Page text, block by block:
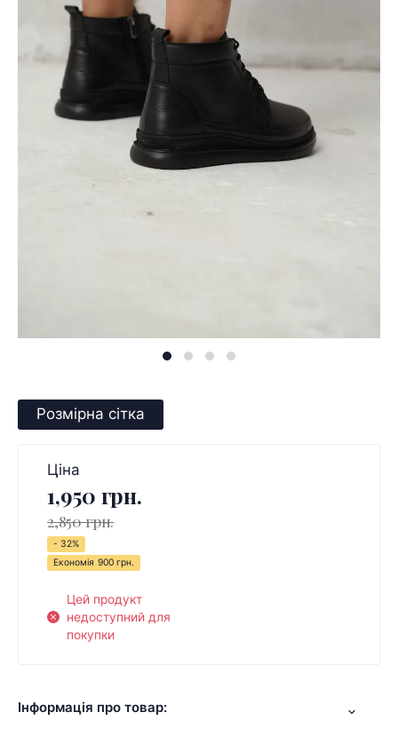
Розмірна сітка
Ціна
1,950 грн.
2,850 грн.
- 32%
Економія 900 грн.
Цей продукт
недоступний для
покупки
Інформація про товар: